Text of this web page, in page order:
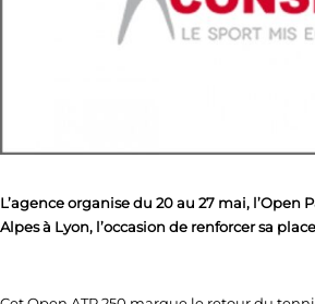
L’agence organise du 20 au 27 mai, l’Open
Alpes à Lyon, l’occasion de renforcer sa